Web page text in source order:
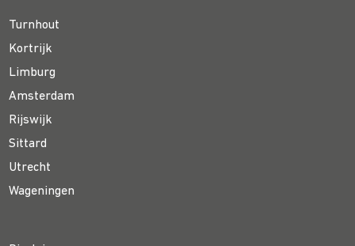
Turnhout
Kortrijk
Limburg
Amsterdam
Rijswijk
Sittard
Utrecht
Wageningen